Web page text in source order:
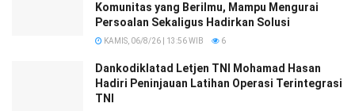
Komunitas yang Berilmu, Mampu Mengurai
Persoalan Sekaligus Hadirkan Solusi
KAMIS, 06/8/26 | 13:56 WIB 6
Dankodiklatad Letjen TNI Mohamad Hasan
Hadiri Peninjauan Latihan Operasi Terintegrasi
TNI